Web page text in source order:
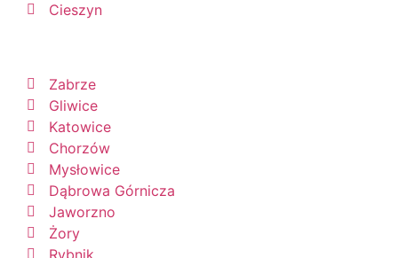
Cieszyn
Zabrze
Gliwice
Katowice
Chorzów
Mysłowice
Dąbrowa Górnicza
Jaworzno
Żory